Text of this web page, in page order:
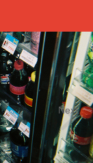
Next